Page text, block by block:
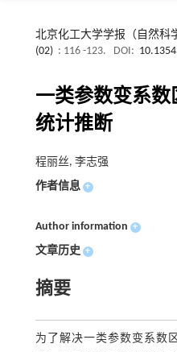
北京化工大学学报（自然科
(02) : 116 -123. DOI:
一类参数变系
统计推断
程丽丝, 李志强
作者信息 +
Author information +
文章历史 +
摘要
为了解决一类参数变系数